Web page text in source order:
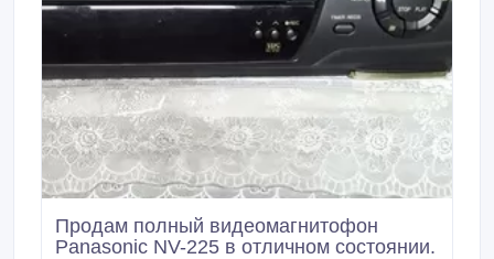
Продам полный видеомагнитофон
Panasonic NV-225 в отличном состоянии.